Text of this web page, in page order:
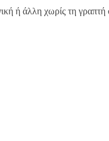
ή άλλη χωρίς τη